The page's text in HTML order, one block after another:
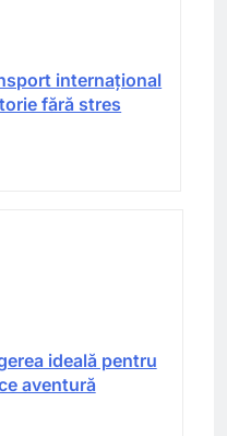
internațional
fără stres
ideală pentru
aventură